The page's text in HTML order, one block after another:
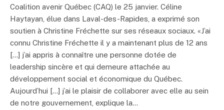
Coalition avenir Québec (CAQ) le 25 janvier. Céline
Haytayan, élue dans Laval-des-Rapides, a exprimé son
soutien à Christine Fréchette sur ses réseaux sociaux. «J’ai
connu Christine Fréchette il y a maintenant plus de 12 ans
[…] j’ai appris à connaître une personne dotée de
leadership sincère et qui demeure attachée au
développement social et économique du Québec.
Aujourd’hui […] j’ai le plaisir de collaborer avec elle au sein
de notre gouvernement, explique la…